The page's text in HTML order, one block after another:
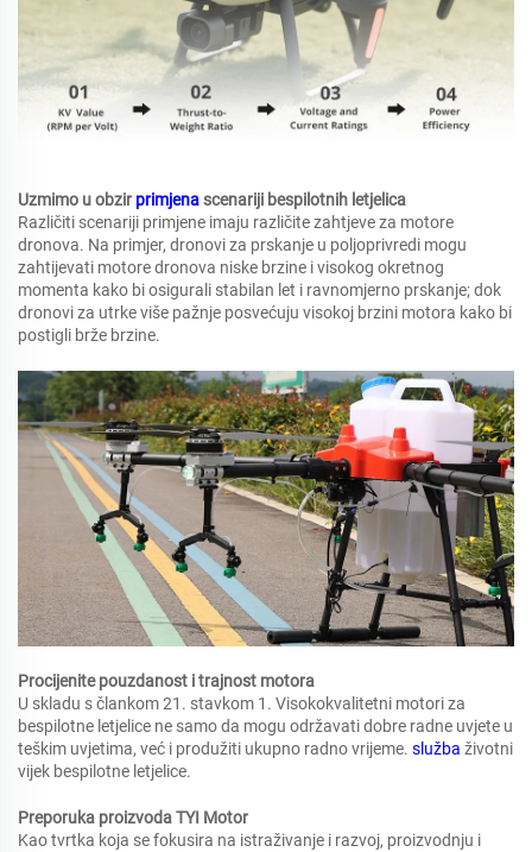
Uzmimo u obzir primjenascenariji bespilotnih letjelica
Različiti scenariji primjene imaju različite zahtjeve za motore
dronova. Na primjer, dronovi za prskanje u poljoprivredi mogu
zahtijevati motore dronova niske brzine i visokog okretnog
momenta kako bi osigurali stabilan let i ravnomjerno prskanje; dok
dronovi za utrke više pažnje posvećuju visokoj brzini motora kako bi
postigli brže brzine.
Procijenite pouzdanost i trajnost motora
U skladu s člankom 21. stavkom 1. Visokokvalitetni motori za
bespilotne letjelice ne samo da mogu održavati dobre radne uvjete u
teškim uvjetima, već i produžiti ukupno radno vrijeme. služba životni
vijek bespilotne letjelice.
Preporuka proizvoda TYI Motor
Kao tvrtka koja se fokusira na istraživanje i razvoj, proizvodnju i